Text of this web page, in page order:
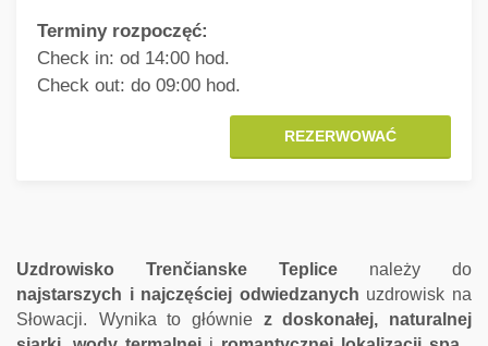
Terminy rozpoczęć:
Check in: od 14:00 hod.
Check out: do 09:00 hod.
REZERWOWAĆ
Uzdrowisko Trenčianske Teplice należy do
najstarszych i najczęściej odwiedzanych uzdrowisk na
Słowacji.
Wynika to głównie z doskonałej, naturalnej